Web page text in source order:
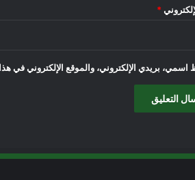
*
اسمي، بريدي الإلكتروني، والموقع الإلكتروني في